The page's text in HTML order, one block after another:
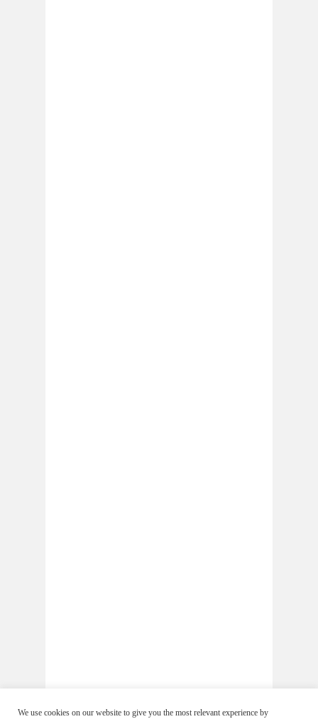
We use cookies on our website to give you the most relevant experience by